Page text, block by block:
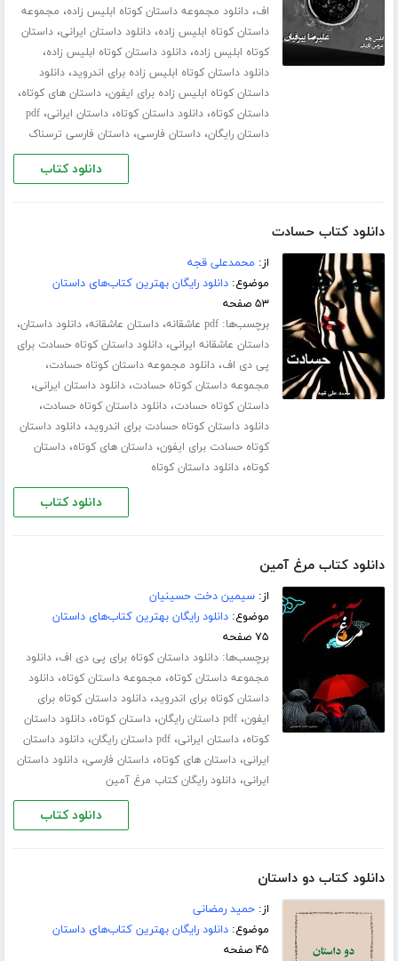
اف،دانلود مجموعه داستان کوتاه ابلیس زاده، مجموعه
داستان کوتاه ابلیس زاده،دانلود داستان ایرانی،داستان
کوتاه ابلیس زاده،دانلود داستان کوتاه ابلیس زاده،
دانلود داستان کوتاه ابلیس زاده برای اندروید،دانلود
داستان کوتاه ابلیس زاده برای ایفون،داستان های کوتاه،
داستان کوتاه،دانلود داستان کوتاه،داستان ایرانی،pdf
داستان رایگان،داستان فارسی،داستان فارسی ترسناک
دانلود کتاب
دانلود کتاب حسادت
از: محمدعلی قجه
موضوع:دانلود رایگان بهترین کتاب‌های داستان
۵۳ صفحه
برچسب‌ها:pdf عاشقانه ،داستان عاشقانه،دانلود داستان،
داستان عاشقانه ایرانی،دانلود داستان کوتاه حسادت برای
پی دی اف،دانلود مجموعه داستان کوتاه حسادت،
مجموعه داستان کوتاه حسادت،دانلود داستان ایرانی،
داستان کوتاه حسادت،دانلود داستان کوتاه حسادت،
دانلود داستان کوتاه حسادت برای اندروید،دانلود داستان
کوتاه حسادت برای ایفون،داستان های کوتاه،داستان
کوتاه،دانلود داستان کوتاه
دانلود کتاب
دانلود کتاب مرغ آمین
از:سیمین دخت حسینیان
موضوع:دانلود رایگان بهترین کتاب‌های داستان
۷۵ صفحه
برچسب‌ها:دانلود داستان کوتاه برای پی دی اف،دانلود
مجموعه داستان کوتاه، مجموعه داستان کوتاه،دانلود
داستان کوتاه برای اندروید،دانلود داستان کوتاه برای
ایفون،pdf داستان رایگان ،داستان کوتاه،دانلود داستان
کوتاه،داستان ایرانی،pdf داستان رایگان ،دانلود داستان
ایرانی،داستان های کوتاه،داستان فارسی،دانلود داستان
ایرانی،دانلود رایگان کتاب مرغ آمین
دانلود کتاب
دانلود کتاب دو داستان
از:حمید رمضانی
موضوع:دانلود رایگان بهترین کتاب‌های داستان
۴۵ صفحه